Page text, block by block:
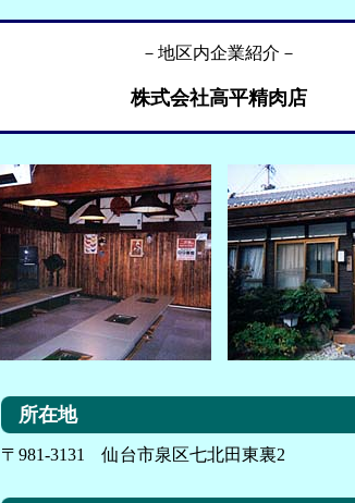
－地区内企業紹介－
株式会社高平精肉店
所在地
〒981-3131 仙台市泉区七北田東裏2